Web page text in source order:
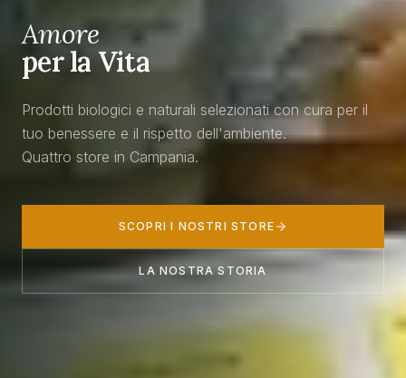
Amore
per la Vita
Prodotti biologici e naturali selezionati con cura per il
tuo benessere e il rispetto dell'ambiente.
Quattro store in Campania.
SCOPRI I NOSTRI STORE
LA NOSTRA STORIA